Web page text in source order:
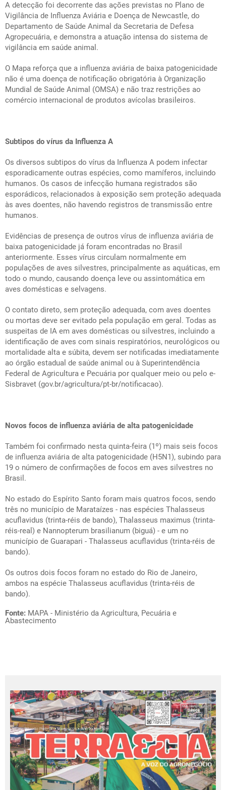
A detecção foi decorrente das ações previstas no Plano de
Vigilância de Influenza Aviária e Doença de Newcastle, do
Departamento de Saúde Animal da Secretaria de Defesa
Agropecuária, e demonstra a atuação intensa do sistema de
vigilância em saúde animal.
O Mapa reforça que a influenza aviária de baixa patogenicidade
não é uma doença de notificação obrigatória à Organização
Mundial de Saúde Animal (OMSA) e não traz restrições ao
comércio internacional de produtos avícolas brasileiros.
Subtipos do vírus da Influenza A
Os diversos subtipos do vírus da Influenza A podem infectar
esporadicamente outras espécies, como mamíferos, incluindo
humanos. Os casos de infecção humana registrados são
esporádicos, relacionados à exposição sem proteção adequada
às aves doentes, não havendo registros de transmissão entre
humanos.
Evidências de presença de outros vírus de influenza aviária de
baixa patogenicidade já foram encontradas no Brasil
anteriormente. Esses vírus circulam normalmente em
populações de aves silvestres, principalmente as aquáticas, em
todo o mundo, causando doença leve ou assintomática em
aves domésticas e selvagens.
O contato direto, sem proteção adequada, com aves doentes
ou mortas deve ser evitado pela população em geral. Todas as
suspeitas de IA em aves domésticas ou silvestres, incluindo a
identificação de aves com sinais respiratórios, neurológicos ou
mortalidade alta e súbita, devem ser notificadas imediatamente
ao órgão estadual de saúde animal ou à Superintendência
Federal de Agricultura e Pecuária por qualquer meio ou pelo e-
Sisbravet (gov.br/agricultura/pt-br/notificacao).
Novos focos de influenza aviária de alta patogenicidade
Também foi confirmado nesta quinta-feira (1º) mais seis focos
de influenza aviária de alta patogenicidade (H5N1), subindo para
19 o número de confirmações de focos em aves silvestres no
Brasil.
No estado do Espírito Santo foram mais quatros focos, sendo
três no município de Marataízes - nas espécies Thalasseus
acuflavidus (trinta-réis de bando), Thalasseus maximus (trinta-
réis-real) e Nannopterum brasilianum (biguá) - e um no
município de Guarapari - Thalasseus acuflavidus (trinta-réis de
bando).
Os outros dois focos foram no estado do Rio de Janeiro,
ambos na espécie Thalasseus acuflavidus (trinta-réis de
bando).
Fonte: MAPA - Ministério da Agricultura, Pecuária e
Abastecimento